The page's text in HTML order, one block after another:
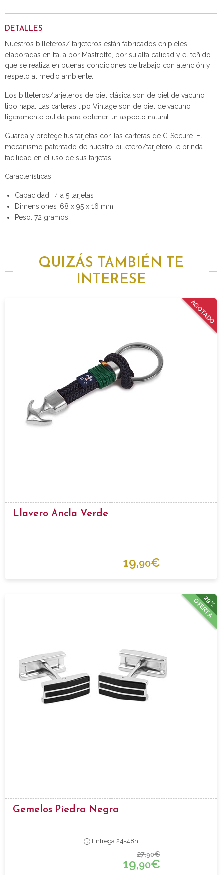
DETALLES
Nuestros billeteros/ tarjeteros están fabricados en pieles
elaboradas en Italia por Mastrotto, por su alta calidad y el teñido
que se realiza en buenas condiciones de trabajo con atención y
respeto al medio ambiente.
Los billeteros/tarjeteros de piel clásica son de piel de vacuno
tipo napa. Las carteras tipo Vintage son de piel de vacuno
ligeramente pulida para obtener un aspecto natural
Guarda y protege tus tarjetas con las carteras de C-Secure. El
mecanismo patentado de nuestro billetero/tarjetero le brinda
facilidad en el uso de sus tarjetas.
Características :
Capacidad : 4 a 5 tarjetas
Dimensiones: 68 x 95 x 16 mm
Peso: 72 gramos
QUIZÁS TAMBIÉN TE
INTERESE
AGOTADO
Llavero Ancla Verde
19,90€
29%
OFERTA
Gemelos Piedra Negra
Entrega 24-48h
27,90€
19,90€